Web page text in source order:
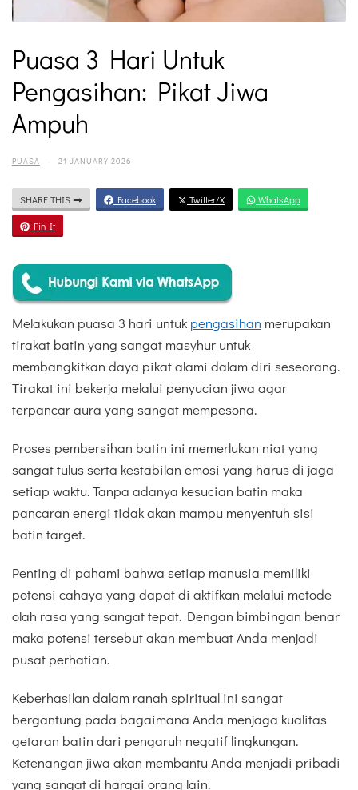
Puasa 3 Hari Untuk
Pengasihan: Pikat Jiwa
Ampuh
PUASA · 21 JANUARY 2026
SHARE THIS Facebook Twitter/X WhatsApp
Pin It
Melakukan puasa 3 hari untuk pengasihan merupakan
tirakat batin yang sangat masyhur untuk
membangkitkan daya pikat alami dalam diri seseorang.
Tirakat ini bekerja melalui penyucian jiwa agar
terpancar aura yang sangat mempesona.
Proses pembersihan batin ini memerlukan niat yang
sangat tulus serta kestabilan emosi yang harus di jaga
setiap waktu. Tanpa adanya kesucian batin maka
pancaran energi tidak akan mampu menyentuh sisi
batin target.
Penting di pahami bahwa setiap manusia memiliki
potensi cahaya yang dapat di aktifkan melalui metode
olah rasa yang sangat tepat. Dengan bimbingan benar
maka potensi tersebut akan membuat Anda menjadi
pusat perhatian.
Keberhasilan dalam ranah spiritual ini sangat
bergantung pada bagaimana Anda menjaga kualitas
getaran batin dari pengaruh negatif lingkungan.
Ketenangan jiwa akan membantu Anda menjadi pribadi
yang sangat di hargai orang lain.